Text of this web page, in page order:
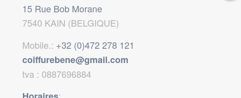
15 Rue Bob Morane
7540 KAIN (BELGIQUE)
Mobile.: +32 (0)472 278 121
coiffurebene@gmail.com
tva : 0887696884